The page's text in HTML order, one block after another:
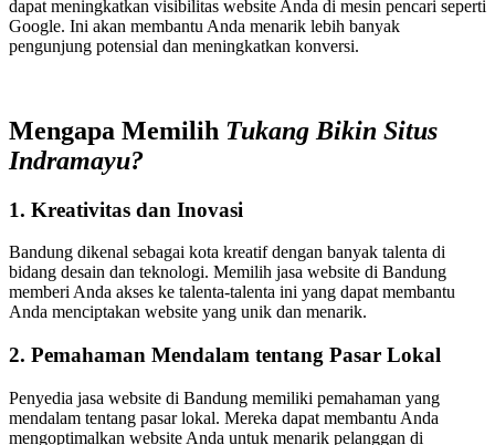
dapat meningkatkan visibilitas website Anda di mesin pencari seperti
Google. Ini akan membantu Anda menarik lebih banyak
pengunjung potensial dan meningkatkan konversi.
Mengapa Memilih Tukang Bikin Situs
Indramayu?
1. Kreativitas dan Inovasi
Bandung dikenal sebagai kota kreatif dengan banyak talenta di
bidang desain dan teknologi. Memilih jasa website di Bandung
memberi Anda akses ke talenta-talenta ini yang dapat membantu
Anda menciptakan website yang unik dan menarik.
2. Pemahaman Mendalam tentang Pasar Lokal
Penyedia jasa website di Bandung memiliki pemahaman yang
mendalam tentang pasar lokal. Mereka dapat membantu Anda
mengoptimalkan website Anda untuk menarik pelanggan di